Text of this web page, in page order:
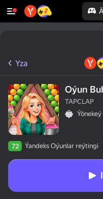
Yza
Oýun
TAPCLAP
Ýönekeý
72 Ýandeks Oýunlar reýtingi